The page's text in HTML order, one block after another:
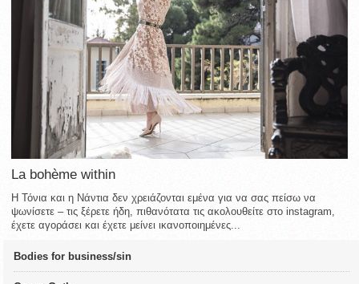
La bohème within
Η Τόνια και η Νάντια δεν χρειάζονται εμένα για να σας πείσω να
ψωνίσετε – τις ξέρετε ήδη, πιθανότατα τις ακολουθείτε στο instagram,
έχετε αγοράσει και έχετε μείνει ικανοποιημένες...
Bodies for business/sin